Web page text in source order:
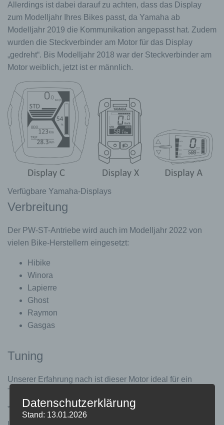
Allerdings ist dabei darauf zu achten, dass das Display
zum Modelljahr Ihres Bikes passt, da Yamaha ab
Modelljahr 2019 die Kommunikation angepasst hat. Zudem
wurden die Steckverbinder am Motor für das Display
„gedreht“. Bis Modelljahr 2018 war der Steckverbinder am
Motor weiblich, jetzt ist er männlich.
Verfügbare Yamaha-Displays
Verbreitung
Der PW-ST-Antriebe wird auch im Modelljahr 2022 von
vielen Bike-Herstellern eingesetzt:
Hibike
Winora
Lapierre
Ghost
Raymon
Gasgas
Tuning
Unserer Erfahrung nach ist dieser Motor ideal für ein
Tuning geeignet. Der Motor besitzt keine
„Manipulationserkennung“ wie die Bosch-Antriebe.
Datenschutzerklärung
Stand: 13.01.2026